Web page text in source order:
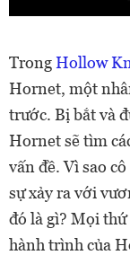
TrongHollow
Hornet, một
trước. Bị bắt và
Hornet sẽ tìm
vấn đề. Vì sao
sự xảy ra với
đó là gì? Mọi
hành trình của